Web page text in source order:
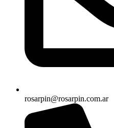
rosarpin@rosarpin.com.ar